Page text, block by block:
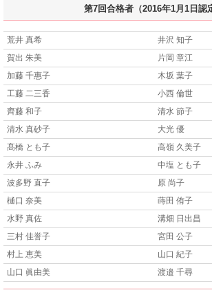
第7回合格者（2016年1月1日認
荒井 真希
井沢 知子
賀出 朱美
片岡 章江
加藤 千惠子
木坂 葉子
工藤 二三香
小西 倫世
齊藤 和子
清水 節子
清水 真砂子
大光 優
髙橋 とも子
高嶺 久美子
永井 ふみ
中塩 とも子
波多野 直子
原 尚子
樋口 奈美
蒔田 侑子
水野 真佐
溝畑 日出昌
三村 佳誉子
宮田 公子
村上 恵美
山口 紀子
山口 眞由美
渡邉 千尋